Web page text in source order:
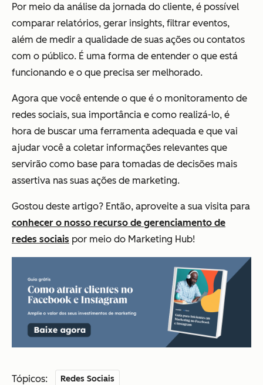
Por meio da análise da jornada do cliente, é possível
comparar relatórios, gerar insights, filtrar eventos,
além de medir a qualidade de suas ações ou contatos
com o público. É uma forma de entender o que está
funcionando e o que precisa ser melhorado.
Agora que você entende o que é o monitoramento de
redes sociais, sua importância e como realizá-lo, é
hora de buscar uma ferramenta adequada e que vai
ajudar você a coletar informações relevantes que
servirão como base para tomadas de decisões mais
assertiva nas suas ações de marketing.
Gostou deste artigo? Então, aproveite a sua visita para
conhecer o nosso recurso de gerenciamento de
redes sociais por meio do Marketing Hub!
Tópicos: Redes Sociais